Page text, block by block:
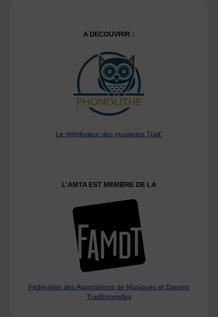
A DECOUVRIR :
Le distributeur des musiques Trad'
L’AMTA EST MEMBRE DE LA
Fédération des Associations de Musiques et Danses
Traditionnelles